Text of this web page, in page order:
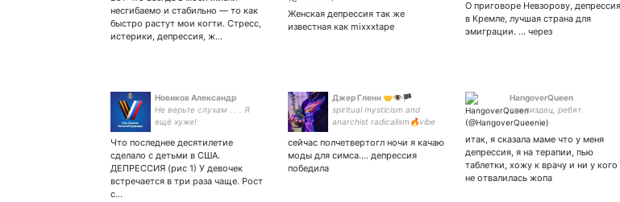
несгибаемо и стабильно — то как
быстро растут мои когти. Стресс,
истерики, депрессия, ж…
Женская депрессия так же
известная как mixxxtape
О приговоре Невзорову, депрессия
в Кремле, лучшая страна для
эмиграции. ... через
Новиков Александр
Не верьте слухам . . . Я
ещё хуже!
Что последнее десятилетие
сделало с детьми в США.
ДЕПРЕССИЯ (рис 1) У девочек
встречается в три раза чаще. Рост
с…
Джер Гленн 🤝👁️🏴
spiritual mysticism and
anarchist radicalism🔥vibe
he/she/they🔥rus/eng
сейчас полчетвертогл ночи я качаю
моды для симса.... депрессия
победила
HangoverQueen
это пиздец, ребят
итак, я сказала маме что у меня
депрессия, я на терапии, пью
таблетки, хожу к врачу и ни у кого
не отвалилась жопа